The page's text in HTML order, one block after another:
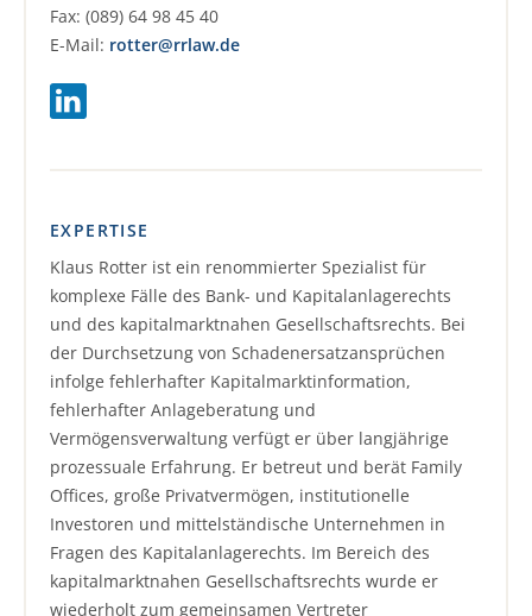
Fax: (089) 64 98 45 40
E-Mail: rotter@rrlaw.de
EXPERTISE
Klaus Rotter ist ein renommierter Spezialist für
komplexe Fälle des Bank- und Kapitalanlagerechts
und des kapitalmarktnahen Gesellschaftsrechts. Bei
der Durchsetzung von Schadenersatzansprüchen
infolge fehlerhafter Kapitalmarktinformation,
fehlerhafter Anlageberatung und
Vermögensverwaltung verfügt er über langjährige
prozessuale Erfahrung. Er betreut und berät Family
Offices, große Privatvermögen, institutionelle
Investoren und mittelständische Unternehmen in
Fragen des Kapitalanlagerechts. Im Bereich des
kapitalmarktnahen Gesellschaftsrechts wurde er
wiederholt zum gemeinsamen Vertreter